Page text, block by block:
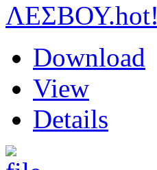
ΛΕΣΒΟΥ.hot!
Download
View
Details